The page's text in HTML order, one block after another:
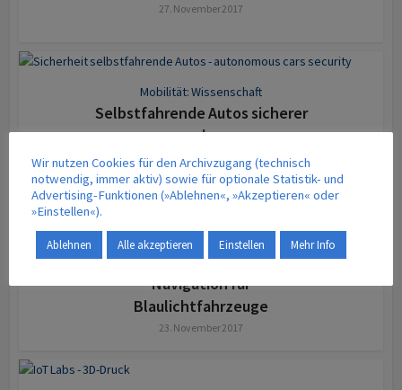
27. November 2017
Mobilität: Wissenschaft
Selbstfahrende Autos sicherer
machen
24. November 2017
Mobilität: Produkte
Schneller zum Einsatzort:
Navigation für
Blaulichtfahrzeuge
23. November 2017
Wir nutzen Cookies für den Archivzugang (technisch
notwendig, immer aktiv) sowie für optionale Statistik- und
Advertising-Funktionen (»Ablehnen«, »Akzeptieren« oder
»Einstellen«).
Ablehnen Alle akzeptieren Einstellen Mehr Info